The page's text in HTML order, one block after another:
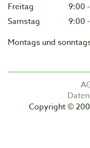
Freitag
9:00
Samstag
9:00
Montags und
Copyright ©